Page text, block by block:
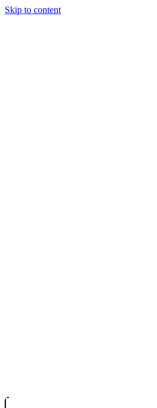
Skip to content